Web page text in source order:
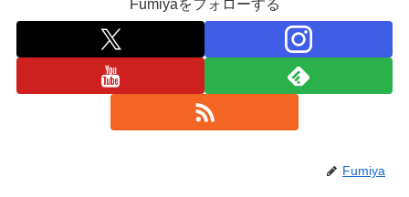
Fumiyaをフォローする
Fumiya